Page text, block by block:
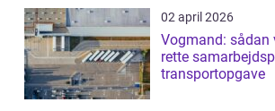
02 april 2026
Vogmand:
rette
transportopgave